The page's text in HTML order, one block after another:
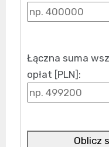
Łączna suma
opłat [PLN]:
Oblicz